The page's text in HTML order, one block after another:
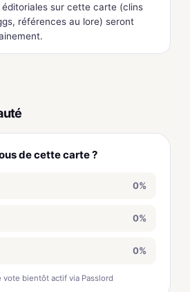
sur cette carte (clins
références au lore) seront
de cette carte ?
0%
0%
0%
vote bientôt actif via Passlord